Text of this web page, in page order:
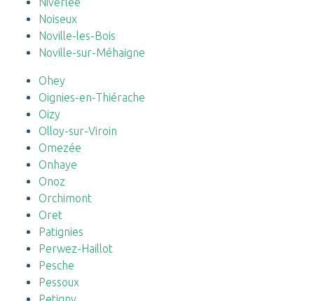
Noiseux
Noville-les-Bois
Noville-sur-Méhaigne
Ohey
Oignies-en-Thiérache
Oizy
Olloy-sur-Viroin
Omezée
Onhaye
Onoz
Orchimont
Oret
Patignies
Perwez-Haillot
Pesche
Pessoux